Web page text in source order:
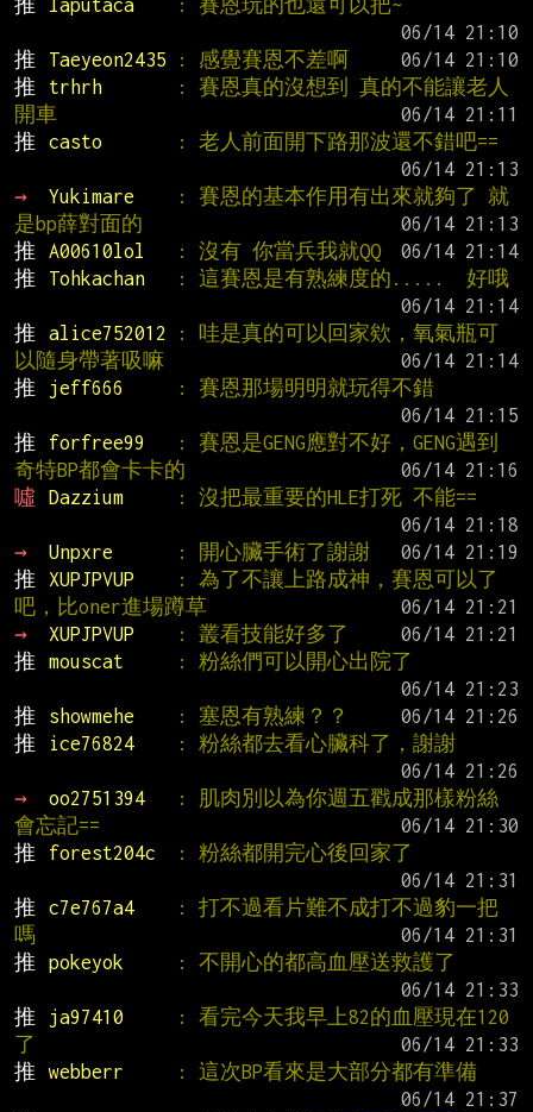
推
laputaca
: 賽恩玩的也還可以把~
推
Taeyeon2435 : 感覺賽恩不差啊
推
trhrh
: 賽恩真的沒想到 真的不能讓老人
開車
推
casto
: 老人前面開下路那波還不錯吧==
→
Yukimare
: 賽恩的基本作用有出來就夠了 就
是bp薛對面的
推
A00610lol : 沒有 你當兵我就QQ
推
Tohkachan
: 這賽恩是有熟練度的.....  好哦
推
alice752012
: 哇是真的可以回家欸，氧氣瓶可
以隨身帶著吸嘛
推
jeff666
: 賽恩那場明明就玩得不錯
推
forfree99
: 賽恩是GENG應對不好，GENG遇到
奇特BP都會卡卡的
噓
Dazzium
: 沒把最重要的HLE打死 不能==
→
Unpxre : 開心臟手術了謝謝
推
XUPJPVUP
: 為了不讓上路成神，賽恩可以了
吧，比oner進場蹲草
→
XUPJPVUP : 叢看技能好多了
推
mouscat
: 粉絲們可以開心出院了
推
showmehe : 塞恩有熟練？？
推
ice76824
: 粉絲都去看心臟科了，謝謝
→
oo2751394
: 肌肉別以為你週五戳成那樣粉絲
會忘記==
推
forest204c
: 粉絲都開完心後回家了
推
c7e767a4
: 打不過看片難不成打不過豹一把
嗎
推
pokeyok
: 不開心的都高血壓送救護了
推
ja97410
: 看完今天我早上82的血壓現在120
了
推
webberr
: 這次BP看來是大部分都有準備